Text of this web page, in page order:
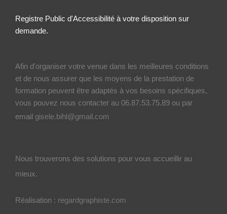
Registre Public d'Accessibilité à votre disposition sur
demande.
Afin d'organiser votre venue dans les meilleures conditions
et de nous assurer que les moyens de la prestation de
formation peuvent être adaptés à vos besoins spécifiques,
vous pouvez nous contacter au 06.87.53.75.89 ou par
email gisele.bihl@gmail.com
Nous trouverons des solutions pour vous accueillir au
mieux.
Réalisation : regardgraphiste.com